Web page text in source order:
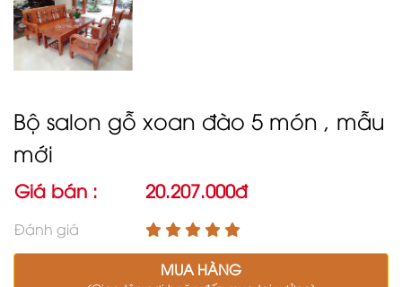
Bộ salon gỗ xoan đào 5 món , mẫu
mới
Giá bán : 20.207.000đ
Đánh giá
MUA HÀNG